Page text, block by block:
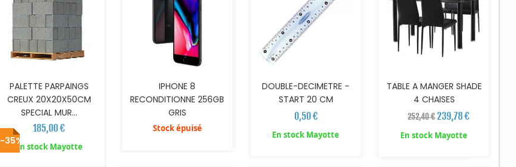
PALETTE PARPAINGS
CREUX 20X20X50CM
SPECIAL MUR...
185,00 €
En stock Mayotte
IPHONE 8
RECONDITIONNE 256GB
GRIS
Stock épuisé
DOUBLE-DECIMETRE -
START 20 CM
0,50 €
En stock Mayotte
TABLE A MANGER SHADE
4 CHAISES
252,40 €239,78 €
En stock Mayotte
-35% AJOUTER AU PANIER AJOUTER AU PANIER AJOUTER AU PANIER